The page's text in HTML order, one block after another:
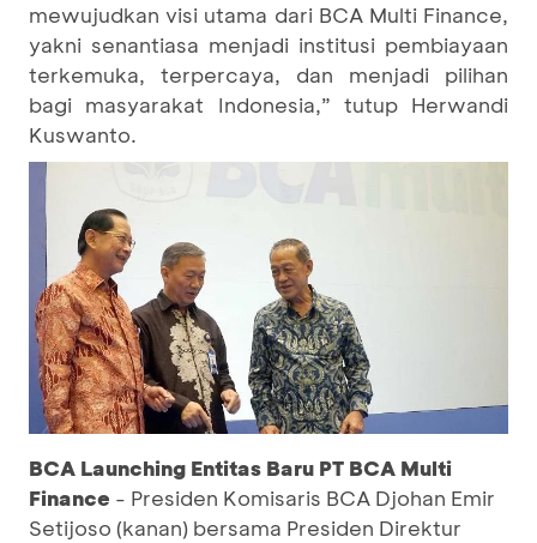
mewujudkan visi utama dari BCA Multi Finance,
yakni senantiasa menjadi institusi pembiayaan
terkemuka, terpercaya, dan menjadi pilihan
bagi masyarakat Indonesia,” tutup Herwandi
Kuswanto.
BCA Launching Entitas Baru PT BCA Multi
Finance - Presiden Komisaris BCA Djohan Emir
Setijoso (kanan) bersama Presiden Direktur